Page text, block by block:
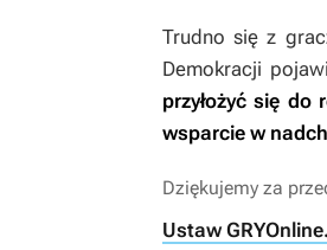
Trudno się z
Demokracji
przyłożyć się do
wsparcie w
Dziękujemy za
Ustaw